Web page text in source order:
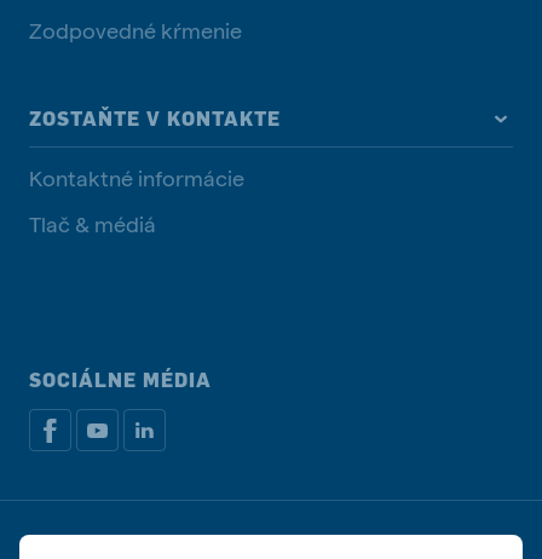
Zodpovedné kŕmenie
ZOSTAŇTE V KONTAKTE
Kontaktné informácie
Tlač & médiá
SOCIÁLNE MÉDIA